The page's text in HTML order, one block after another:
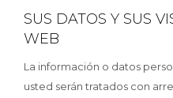
SUS DATOS Y SUS
WEB
La información o datos
usted serán tratados con